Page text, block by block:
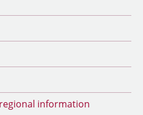
information